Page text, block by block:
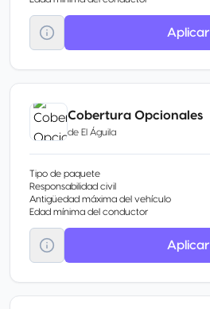
Aplicar
Cobertura Opcionales
de El Águila
Tipo de paquete
Responsabilidad civil
Antigüedad máxima del vehículo
Edad mínima del conductor
Aplicar